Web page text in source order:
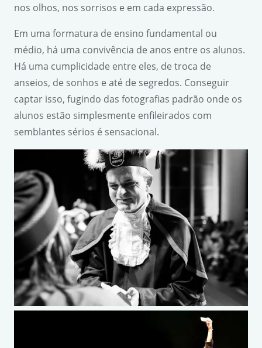
nos olhos, nos sorrisos e em cada expressão.
Em uma formatura de ensino fundamental ou
médio, há uma convivência de anos entre os alunos.
Há uma cumplicidade entre eles, de troca de
anseios, de sonhos e até de segredos. Conseguir
captar isso, fugindo das fotografias padrão onde os
alunos estão simplesmente enfileirados com
semblantes sérios é sensacional.